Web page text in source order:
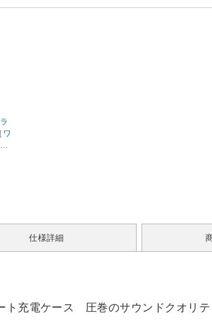
ワ
仕様詳細
ト充電ケース 圧巻のサウンドクオリ